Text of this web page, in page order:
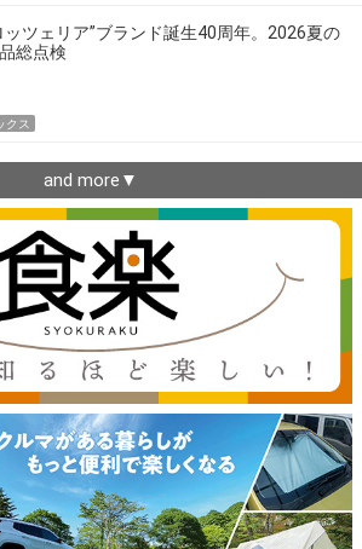
ッツェリア”ブランド誕生40周年。2026夏の
総点検
クス
and more▼